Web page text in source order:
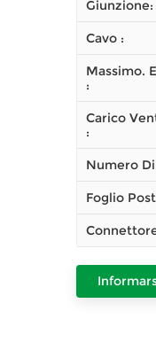
Giunzione:
Cavo :
Massimo.
:
Carico
:
Numero
Foglio